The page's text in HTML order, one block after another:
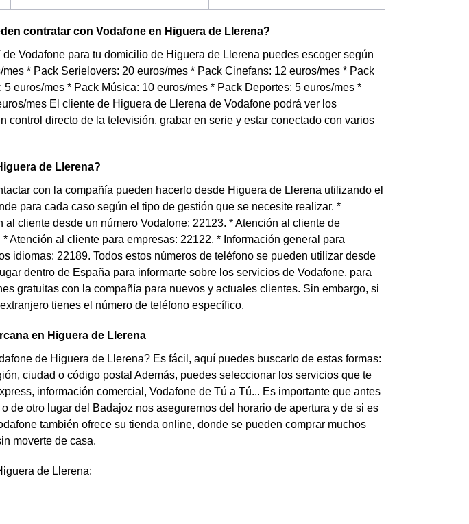
contratar con Vodafone en Higuera de Llerena?
Vodafone para tu domicilio de Higuera de Llerena puedes escoger según
* Pack Serielovers: 20 euros/mes * Pack Cinefans: 12 euros/mes * Pack
euros/mes * Pack Música: 10 euros/mes * Pack Deportes: 5 euros/mes *
mes El cliente de Higuera de Llerena de Vodafone podrá ver los
control directo de la televisión, grabar en serie y estar conectado con varios
de Llerena?
con la compañía pueden hacerlo desde Higuera de Llerena utilizando el
para cada caso según el tipo de gestión que se necesite realizar. *
cliente desde un número Vodafone: 22123. * Atención al cliente de
Atención al cliente para empresas: 22122. * Información general para
idiomas: 22189. Todos estos números de teléfono se pueden utilizar desde
dentro de España para informarte sobre los servicios de Vodafone, para
gratuitas con la compañía para nuevos y actuales clientes. Sin embargo, si
tienes el número de teléfono específico.
en Higuera de Llerena
de Higuera de Llerena? Es fácil, aquí puedes buscarlo de estas formas:
ciudad o código postal Además, puedes seleccionar los servicios que te
información comercial, Vodafone de Tú a Tú... Es importante que antes
de otro lugar del Badajoz nos aseguremos del horario de apertura y de si es
también ofrece su tienda online, donde se pueden comprar muchos
moverte de casa.
de Llerena: